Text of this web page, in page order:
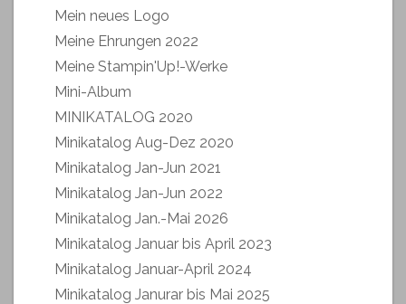
Mein neues Logo
Meine Ehrungen 2022
Meine Stampin'Up!-Werke
Mini-Album
MINIKATALOG 2020
Minikatalog Aug-Dez 2020
Minikatalog Jan-Jun 2021
Minikatalog Jan-Jun 2022
Minikatalog Jan.-Mai 2026
Minikatalog Januar bis April 2023
Minikatalog Januar-April 2024
Minikatalog Janurar bis Mai 2025